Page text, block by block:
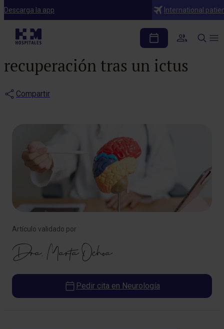
Descarga la app International
Blog
Descubre los factores
clave para una buena
recuperación tras un ictus
Compartir
Artículo validado por
Dra. Marta Ochoa
Pedir cita en Neurología